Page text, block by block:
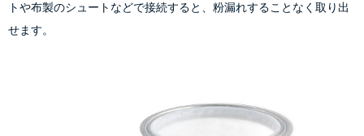
トや布製のシュートなどで接続すると、粉漏れすることなく取り出
せます。